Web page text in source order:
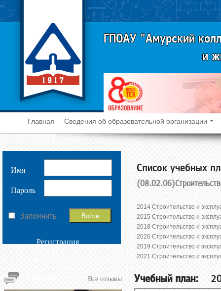
ГПОАУ "Амурский
и
Главная Сведения об образовательной организации
Имя
Пароль
Запомнить
Регистрация
Все отзывы
Cписок учебных
2014 Строительство и
2015 Строительство и
2018 Строительство и
2020 Строительство и
2019 Строительство и
2021 Строительство и
Учебный план: